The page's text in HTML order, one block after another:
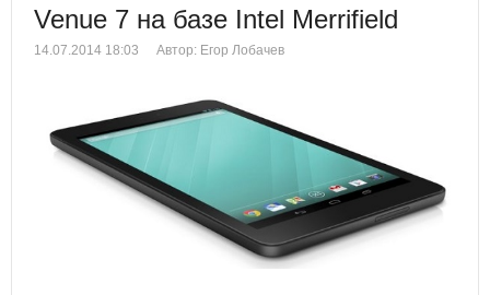
Venue 7 на базе Intel Merrifield
14.07.2014 18:03 Автор: Егор Лобачев